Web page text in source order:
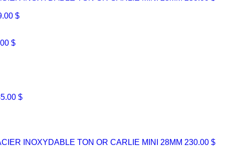
$
$
$
INOXYDABLE TON OR CARLIE MINI 28MM 230.00 $